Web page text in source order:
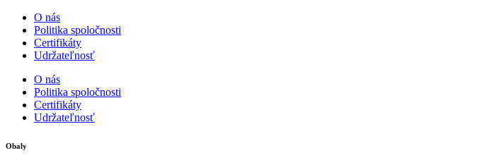
O nás
Politika spoločnosti
Certifikáty
Udržateľnosť
O nás
Politika spoločnosti
Certifikáty
Udržateľnosť
Obaly